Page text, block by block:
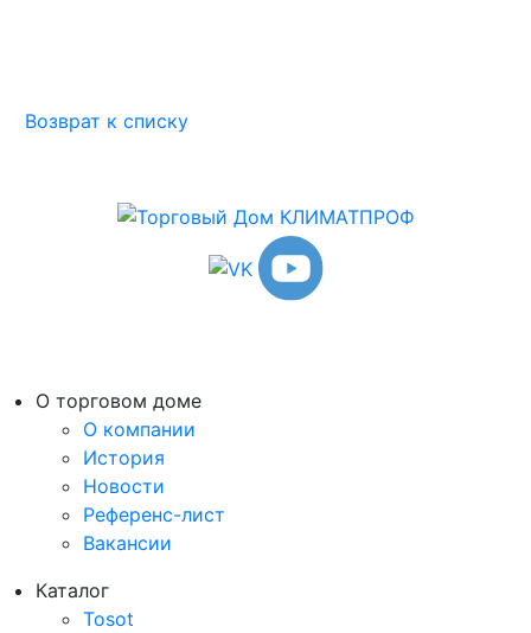
Возврат к списку
О торговом доме
О компании
История
Новости
Референс-лист
Вакансии
Каталог
Tosot